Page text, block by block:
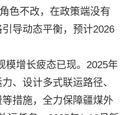
色不改，在政策端没有
导动态平衡，预计2026
增长疲态已现。2025年
、设计多式联运路径、
措施，全力保障疆煤外